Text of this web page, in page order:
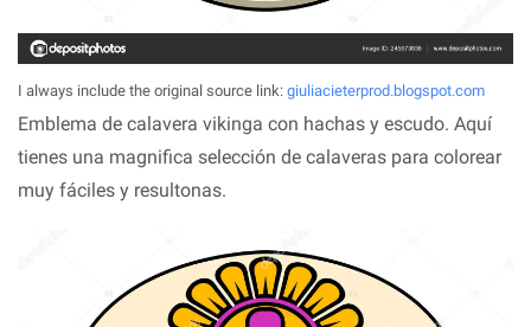
I always include the original source link: giuliacieterprod.blogspot.com
Emblema de calavera vikinga con hachas y escudo. Aquí
tienes una magnifica selección de calaveras para colorear
muy fáciles y resultonas.